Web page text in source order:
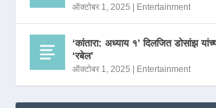
ऑक्टोबर 1, 2025 | Entertainment
‘कांतारा: अध्याय १’ दिलजित डोसांझ
‘रबेल’
ऑक्टोबर 1, 2025 | Entertainment